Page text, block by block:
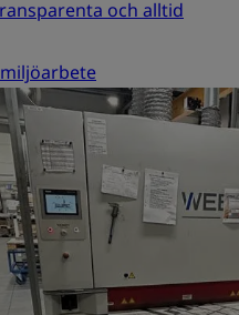
och alltid